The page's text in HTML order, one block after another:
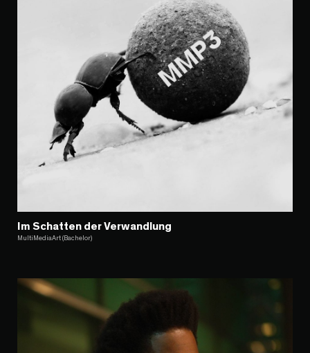
Im Schatten der Verwandlung
MultiMediaArt (Bachelor)